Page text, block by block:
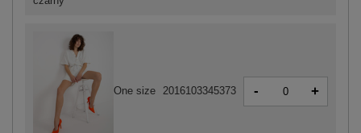
One size 2016103345373 - +